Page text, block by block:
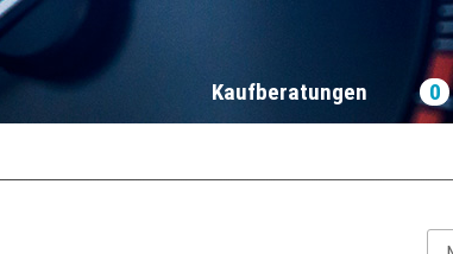
Kaufberatungen 0